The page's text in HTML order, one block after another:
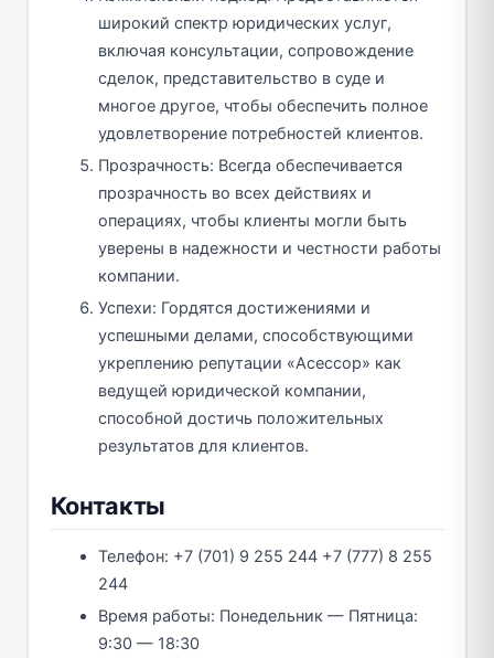
широкий спектр юридических услуг,
включая консультации, сопровождение
сделок, представительство в суде и
многое другое, чтобы обеспечить полное
удовлетворение потребностей клиентов.
Прозрачность: Всегда обеспечивается
прозрачность во всех действиях и
операциях, чтобы клиенты могли быть
уверены в надежности и честности работы
компании.
Успехи: Гордятся достижениями и
успешными делами, способствующими
укреплению репутации «Асессор» как
ведущей юридической компании,
способной достичь положительных
результатов для клиентов.
Контакты
Телефон: +7 (701) 9 255 244 +7 (777) 8 255
244
Время работы: Понедельник — Пятница:
9:30 — 18:30